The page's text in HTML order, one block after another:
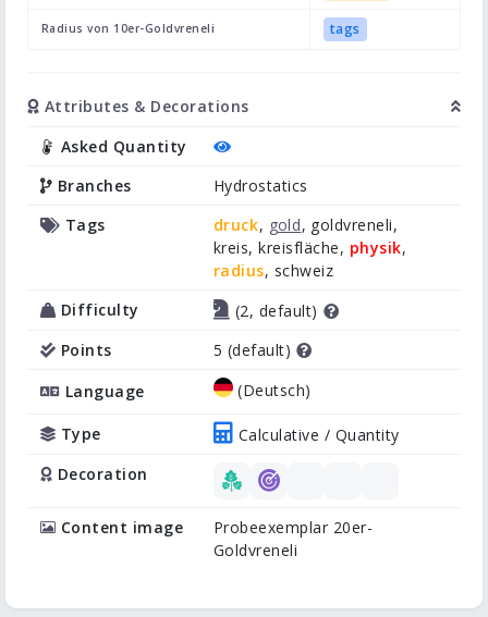
Radius von 10er-Goldvreneli tags
Attributes & Decorations
Asked Quantity
Branches
Hydrostatics
Tags
druck, gold, goldvreneli,
kreis, kreisfläche, physik,
radius, schweiz
Difficulty
(2, default)
Points
5 (default)
Language
(Deutsch)
Type
Calculative / Quantity
Decoration
Content image
Probeexemplar 20er-
Goldvreneli